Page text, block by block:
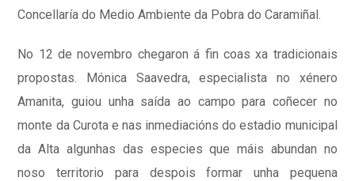
Concellaría do Medio Ambiente da Pobra do Caramiñal.
No 12 de novembro chegaron á fin coas xa tradicionais
propostas. Mónica Saavedra, especialista no xénero
Amanita, guiou unha saída ao campo para coñecer no
monte da Curota e nas inmediacións do estadio municipal
da Alta algunhas das especies que máis abundan no
noso territorio para despois formar unha pequena